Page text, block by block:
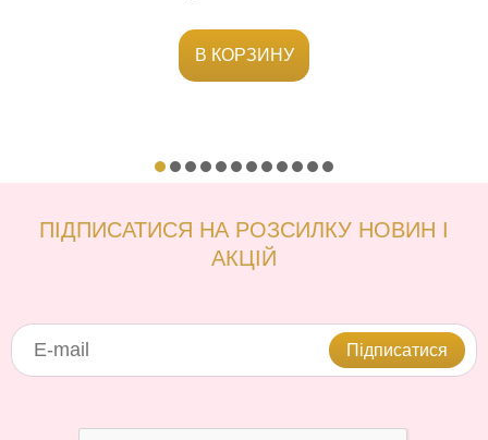
В КОРЗИНУ
ПІДПИСАТИСЯ НА РОЗСИЛКУ НОВИН І
АКЦІЙ
Підписатися